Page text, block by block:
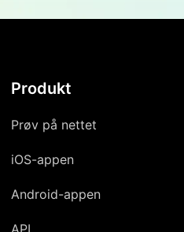
Produkt
Prøv på nettet
iOS-appen
Android-appen